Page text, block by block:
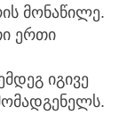
მონაწილე.
ერთი
იგივე